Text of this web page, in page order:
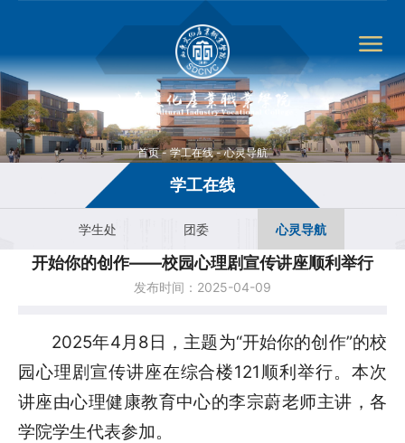
首页-学工在线-心灵导航
学工在线
学生处 团委 心灵导航
开始你的创作——校园心理剧宣传讲座顺利举行
发布时间：2025-04-09
2025年4月8日，主题为“开始你的创作”的校
园心理剧宣传讲座在综合楼121顺利举行。本次
讲座由心理健康教育中心的李宗蔚老师主讲，各
学院学生代表参加。